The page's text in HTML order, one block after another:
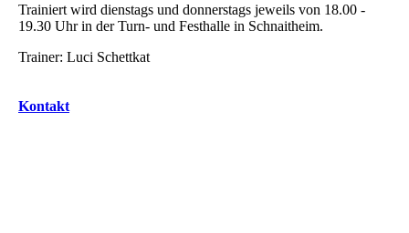
Trainiert wird dienstags und donnerstags jeweils von 18.00 -
19.30 Uhr in der Turn- und Festhalle in Schnaitheim.
Trainer: Luci Schettkat
Kontakt